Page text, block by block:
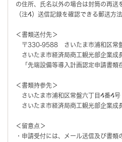
の住所、氏名以外の場合は封筒の再送
（注4）送信記録を確認できる郵送方
＜書類送付先＞
〒330-9588 さいたま市浦和区常
さいたま市経済局商工観光部企業
「先端設備等導入計画認定申請書類
＜書類持参先＞
さいたま市浦和区常盤六丁目4番4
さいたま市経済局商工観光部企業
＜留意点＞
・申請受付には、メール送信及び書